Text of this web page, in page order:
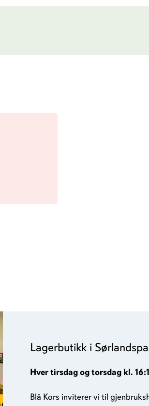
Lagerbutikk i
Hver tirsdag og torsdag kl.
Blå Kors inviterer vi til